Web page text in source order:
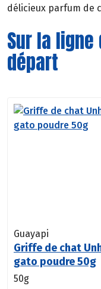
délicieux parfum de
Sur la ligne
départ
Guayapi
Griffe de chat
gato poudre 50g
50g